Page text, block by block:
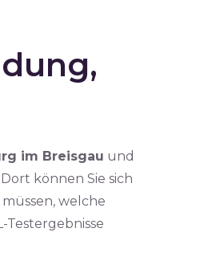
im Breisgau und
können Sie sich
welche
Testergebnisse